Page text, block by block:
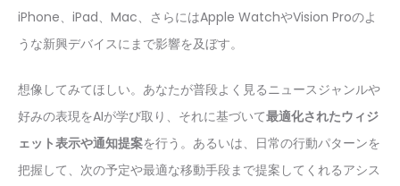
iPhone、iPad、Mac、さらにはApple WatchやVision Proのよ
うな新興デバイスにまで影響を及ぼす。
想像してみてほしい。あなたが普段よく見るニュースジャンルや
好みの表現をAIが学び取り、それに基づいて最適化されたウィジ
ェット表示や通知提案を行う。あるいは、日常の行動パターンを
把握して、次の予定や最適な移動手段まで提案してくれるアシス